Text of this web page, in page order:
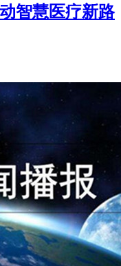
智慧医疗新路